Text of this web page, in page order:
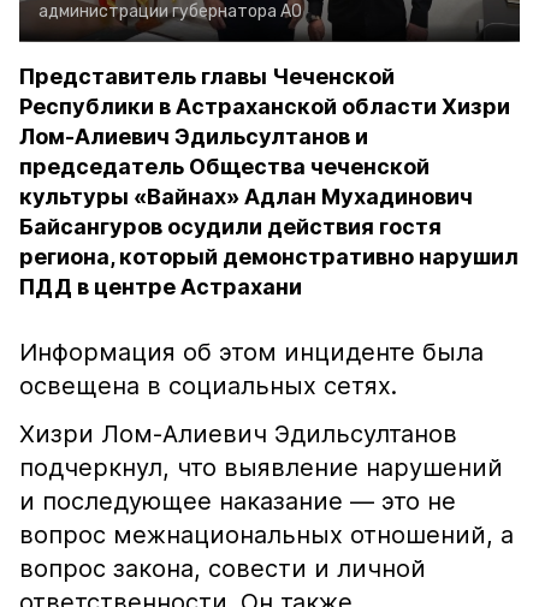
администрации губернатора АО
Представитель главы Чеченской
Республики в Астраханской области Хизри
Лом-Алиевич Эдильсултанов и
председатель Общества чеченской
культуры «Вайнах» Адлан Мухадинович
Байсангуров осудили действия гостя
региона, который демонстративно нарушил
ПДД в центре Астрахани
Информация об этом инциденте была
освещена в социальных сетях.
Хизри Лом-Алиевич Эдильсултанов
подчеркнул, что выявление нарушений
и последующее наказание — это не
вопрос межнациональных отношений, а
вопрос закона, совести и личной